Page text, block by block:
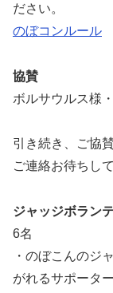
ださい。
のぼコンルール
協賛
ボルサウルス様
引き続き、ご協
ご連絡お待ちし
ジャッジボラン
6名
・のぼこんのジ
がれるサポータ